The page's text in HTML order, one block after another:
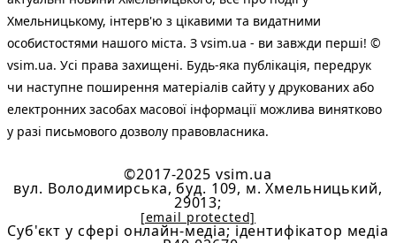
Хмельницькому, інтерв'ю з цікавими та видатними
особистостями нашого міста. З vsim.ua - ви завжди перші! ©
vsim.ua. Усі права захищені. Будь-яка публiкацiя, передрук
чи наступне поширення матеріалів сайту у друкованих або
електронних засобах масової інформації можлива винятково
у разі письмового дозволу правовласника.
©2017-2025 vsim.ua
вул. Володимирська, буд. 109, м. Хмельницький,
29013;
[email protected]
Cуб'єкт у сфері онлайн-медіа; ідентифікатор медіа